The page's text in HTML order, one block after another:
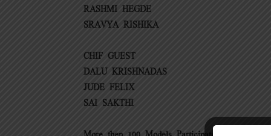
RASHMI HEGDE
SRAVYA RISHIKA
CHIF GUEST –
DALU KRISHNADAS
JUDE FELIX
SAI SAKTHI